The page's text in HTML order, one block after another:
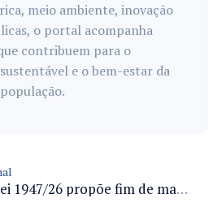
meio ambiente, inovação
o portal acompanha
contribuem para o
e o bem-estar da
população.
Projeto de Lei 1947/26 propõe fim de margens para cartão de crédito e consignado do INSS